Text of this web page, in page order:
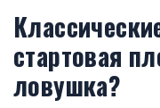
стартовая
ловушка?